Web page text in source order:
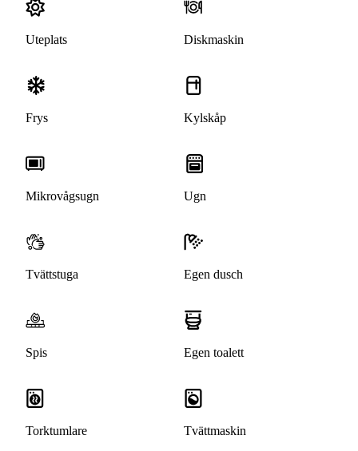
Uteplats Diskmaskin
Frys Kylskåp
Mikrovågsugn Ugn
Tvättstuga Egen dusch
Spis Egen toalett
Torktumlare Tvättmaskin